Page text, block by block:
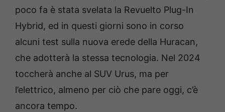
poco fa è stata svelata la Revuelto Plug-In
Hybrid, ed in questi giorni sono in corso
alcuni test sulla nuova erede della Huracan,
che adotterà la stessa tecnologia. Nel 2024
toccherà anche al SUV Urus, ma per
l’elettrico, almeno per ciò che pare oggi, c’è
ancora tempo.